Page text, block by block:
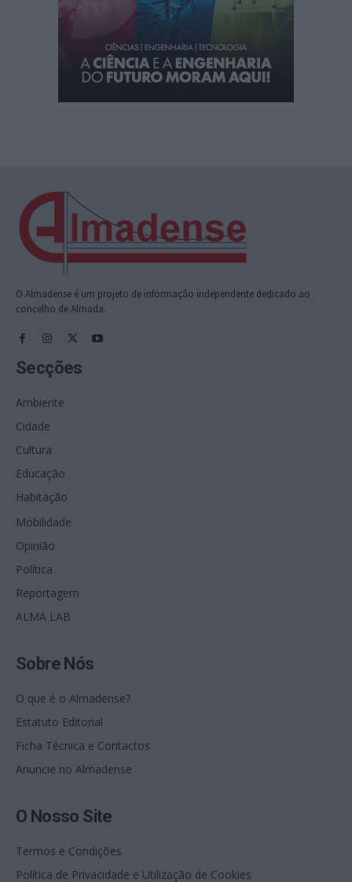
O Almadense é um projeto de informação independente dedicado ao
concelho de Almada.
Secções
Ambiente
Cidade
Cultura
Educação
Habitação
Mobilidade
Opinião
Política
Reportagem
ALMA LAB
Sobre Nós
O que é o Almadense?
Estatuto Editorial
Ficha Técnica e Contactos
Anuncie no Almadense
O Nosso Site
Termos e Condições
Política de Privacidade e Utilização de Cookies